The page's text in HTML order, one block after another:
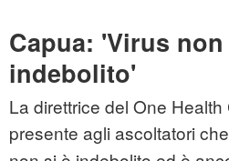
Capua: 'Virus
indebolito'
La direttrice del One
presente agli ascoltatori